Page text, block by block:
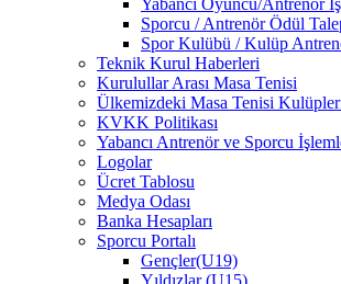
Yabancı Oyuncu/Antrenör
Sporcu / Antrenör Ödül
Spor Kulübü / Kulüp
Teknik Kurul Haberleri
Kurulullar Arası Masa Tenisi
Ülkemizdeki Masa Tenisi
KVKK Politikası
Yabancı Antrenör ve Sporcu
Logolar
Ücret Tablosu
Medya Odası
Banka Hesapları
Sporcu Portalı
Gençler(U19)
Yıldızlar (U15)